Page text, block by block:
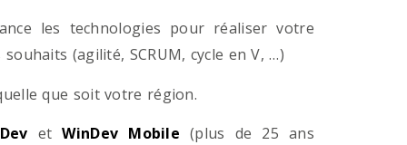
les technologies pour réaliser votre
(agilité, SCRUM, cycle en V, …)
que soit votre région.
et WinDev Mobile (plus de 25 ans